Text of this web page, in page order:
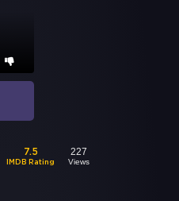
7.5
IMDB Rating
227
Views